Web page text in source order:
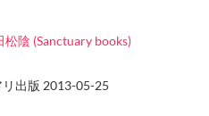
陰 (Sanctuary books)
出版 2013-05-25